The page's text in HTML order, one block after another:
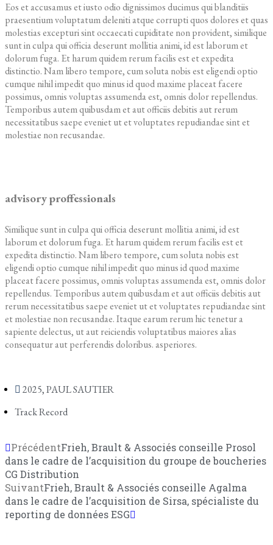
Eos et accusamus et iusto odio dignissimos ducimus qui blanditiis
praesentium voluptatum deleniti atque corrupti quos dolores et quas
molestias excepturi sint occaecati cupiditate non provident, similique
sunt in culpa qui officia deserunt mollitia animi, id est laborum et
dolorum fuga. Et harum quidem rerum facilis est et expedita
distinctio. Nam libero tempore, cum soluta nobis est eligendi optio
cumque nihil impedit quo minus id quod maxime placeat facere
possimus, omnis voluptas assumenda est, omnis dolor repellendus.
Temporibus autem quibusdam et aut officiis debitis aut rerum
necessitatibus saepe eveniet ut et voluptates repudiandae sint et
molestiae non recusandae.
advisory proffessionals
Similique sunt in culpa qui officia deserunt mollitia animi, id est
laborum et dolorum fuga. Et harum quidem rerum facilis est et
expedita distinctio. Nam libero tempore, cum soluta nobis est
eligendi optio cumque nihil impedit quo minus id quod maxime
placeat facere possimus, omnis voluptas assumenda est, omnis dolor
repellendus. Temporibus autem quibusdam et aut officiis debitis aut
rerum necessitatibus saepe eveniet ut et voluptates repudiandae sint
et molestiae non recusandae. Itaque earum rerum hic tenetur a
sapiente delectus, ut aut reiciendis voluptatibus maiores alias
consequatur aut perferendis doloribus. asperiores.
2025,PAUL SAUTIER
Track Record
PrécédentFrieh, Brault & Associés conseille Prosol
dans le cadre de l’acquisition du groupe de boucheries
CG Distribution
SuivantFrieh, Brault & Associés conseille Agalma
dans le cadre de l’acquisition de Sirsa, spécialiste du
reporting de données ESG